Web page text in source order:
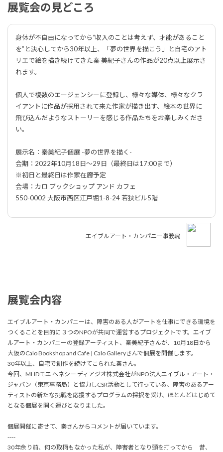
展覧会の見どころ
身体が不自由になってから“収入のことは考えず、才能があること
を”と決心してから30年以上、「夢の世界を描こう」と自宅のアト
リエで絵を描き続けてきた秦 美紀子さんの作品が20点以上展示さ
れます。
個人で複数のエージェンシーに登録し、様々な媒体、様々なクラ
イアントに作品が採用されて来た作家が描き出す、絵本の世界に
飛び込んだようなストーリーを感じる作品たちをお楽しみくださ
い。
展示名：秦美紀子個展 -夢の世界を描く-
会期：2022年10月18日〜29日（最終日は17:00まで）
※初日と最終日は作家在廊予定
会場：カロ ブックショップ アンド カフェ
550-0002 大阪市西区江戸堀1-8-24 若狭ビル5階
エイブルアート・カンパニー事務局
展覧会内容
エイブルアート・カンパニーは、障害のある人がアートを仕事にできる環境を
つくることを目的に３つのNPOが共同で運営するプロジェクトです。エイブ
ルアート・カンパニーの登録アーティスト、秦美紀子さんが、10月18日から
大阪のCalo Bookshop and Cafe | Calo Galleryさんで個展を開催します。
30年以上、自宅で創作を続けてこられた秦さん。
今回、MHDモエ ヘネシー ディアジオ株式会社がNPO法人エイブル・アート・
ジャパン（東京事務局）と協力しCSR活動として行っている、障害のあるアー
ティストの新たな挑戦を応援するプログラムの採択を受け、ほとんどはじめて
となる個展を開く運びとなりました。
個展開催に寄せて、秦さんからコメントが届いています。
----
30年余り前、何の取柄もなかった私が、障害者となり頭を打ってから 昔、